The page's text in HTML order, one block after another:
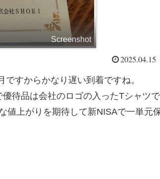
Screenshot
2025.04.15
すからかなり遅い到着ですね。
待品は会社のロゴの入ったTシャツで
値上がりを期待して新NISAで一単元